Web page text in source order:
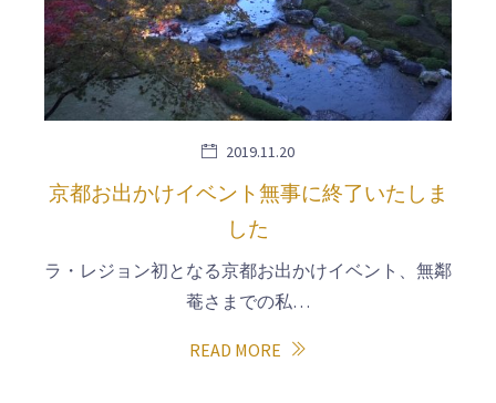
2019.11.20
京都お出かけイベント無事に終了いたしま
した
ラ・レジョン初となる京都お出かけイベント、無鄰
菴さまでの私…
READ MORE